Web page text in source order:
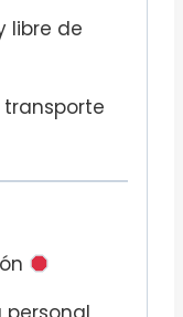
libre de